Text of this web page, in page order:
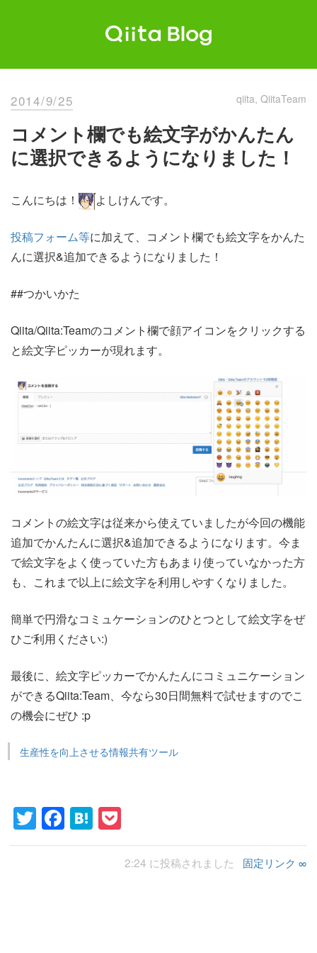
2014/9/25 qiita QiitaTeam
コメント欄でも絵文字がかんたん
に選択できるようになりました！
こんにちは！ よしけんです。
投稿フォーム等に加えて、コメント欄でも絵文字をかんた
んに選択&追加できるようになりました！
##つかいかた
Qiita/Qiita:Teamのコメント欄で顔アイコンをクリックする
と絵文字ピッカーが現れます。
コメントの絵文字は従来から使えていましたが今回の機能
追加でかんたんに選択&追加できるようになります。今ま
で絵文字をよく使っていた方もあまり使っていなかった方
も、これまで以上に絵文字を利用しやすくなりました。
簡単で円滑なコミュケーションのひとつとして絵文字をぜ
ひご利用ください:)
最後に、絵文字ピッカーでかんたんにコミュニケーション
ができるQiita:Team、今なら30日間無料で試せますのでこ
の機会にぜひ :p
生産性を向上させる情報共有ツール
Twitter
Facebook
Hatena
2:24 に投稿されました 固定リンク ∞